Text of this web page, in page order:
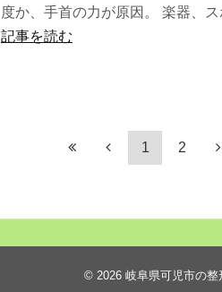
度か、手首の力が原因。 楽器、
記事を読む
1 2
© 2026 岐阜県可児市の